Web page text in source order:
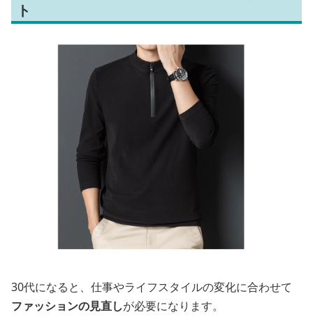
ト
30代になると、仕事やライフスタイルの変化に合わせて
ファッションの見直しが必要になります。